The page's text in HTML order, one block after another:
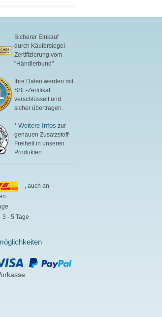
Sicherer Einkauf
durch Käufersiegel-
Zertifizierung vom
"Händlerbund"
Ihre Daten werden mit
SSL-Zertifikat
verschlüsselt und
sicher übertragen.
*Weitere Infos zur
genauen Zusatzstoff-
Freiheit in unseren
Produkten
, auch an
3 - 5 Tage